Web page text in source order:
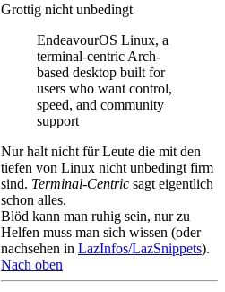
Grottig nicht unbedingt
EndeavourOS Linux, a
terminal-centric Arch-
based desktop built for
users who want control,
speed, and community
support
Nur halt nicht für Leute die mit den
tiefen von Linux nicht unbedingt firm
sind. Terminal-Centric sagt eigentlich
schon alles.
Blöd kann man ruhig sein, nur zu
Helfen muss man sich wissen (oder
nachsehen in LazInfos/LazSnippets).
Nach oben